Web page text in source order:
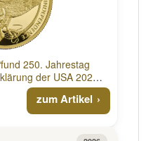
250. Jahrestag
der USA 2026
zum Artikel